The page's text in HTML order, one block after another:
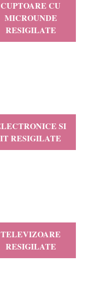
CUPTOARE CU
MICROUNDE
RESIGILATE
SI
IT RESIGILATE
TELEVIZOARE
RESIGILATE